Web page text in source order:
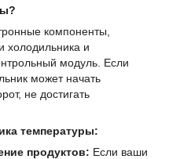
компоненты,
холодильника и
модуль. Если
может начать
не достигать
температуры:
продуктов: Если ваши